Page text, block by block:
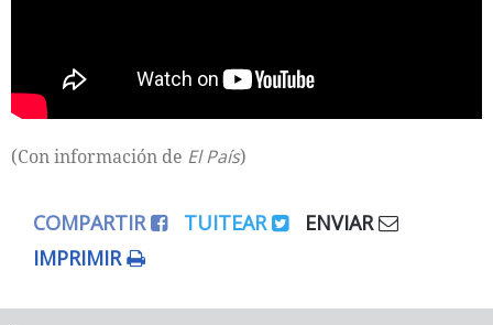
(Con información de El País)
COMPARTIR TUITEAR
ENVIAR
IMPRIMIR